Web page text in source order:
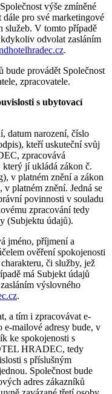
výše zmíněné
dále pro své marketingové
služeb. V tomto případě
odvolat zasláním
.
bude provádět Společnost
zpracovatele.
s ubytovací
datum narození, číslo
kteří uskuteční svůj
zpracovává
který jí ukládá zákon č.
v platném znění a zákon
platném znění. Jedná se
povinnosti v souladu
zpracování tedy
(Subjektu údajů).
jméno, příjmení a
ověření spokojenosti
či služby, jež
má Subjekt údajů
výslovného
.
a tím i zpracovávat e-
e-mailové adresy bude, v
ke spokojenosti s
HRADEC, tedy
s příslušným
Společnost bude
adres zákazníků